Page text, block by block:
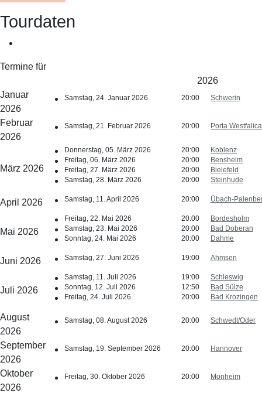
Tourdaten
Termine für
2026
Januar
2026
Samstag, 24. Januar 2026 20:00 Schwerin
Februar
2026
Samstag, 21. Februar 2026 20:00 Porta Westfalica
März 2026
Donnerstag, 05. März 2026 20:00
Koblenz
Freitag, 06. März 2026
20:00
Bensheim
Freitag, 27. März 2026
20:00
Bielefeld
Samstag, 28. März 2026
20:00 Steinhude
April 2026 Samstag, 11. April 2026 20:00 Übach-
Mai 2026
Freitag, 22. Mai 2026 20:00
Bordesholm
Samstag, 23. Mai 2026
20:00
Bad Doberan
Sonntag, 24. Mai 2026
20:00 Dahme
Juni 2026 Samstag, 27. Juni 2026 19:00 Ahmsen
Juli 2026
Samstag, 11. Juli 2026 19:00
Schleswig
Sonntag, 12. Juli 2026
12:50
Bad Sülze
Freitag, 24. Juli 2026
20:00 Bad Krozingen
August
2026
Samstag, 08. August 2026 20:00 Schwedt/Oder
September
2026
Samstag, 19. September 2026 20:00 Hannover
Oktober
2026
Freitag, 30. Oktober 2026 20:00 Monheim